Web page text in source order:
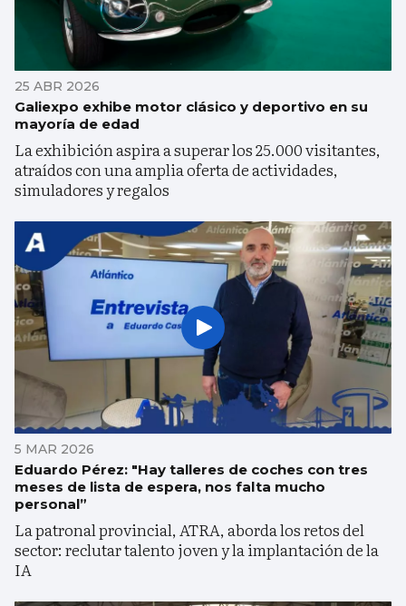
25 ABR 2026
Galiexpo exhibe motor clásico y deportivo en su
mayoría de edad
La exhibición aspira a superar los 25.000 visitantes,
atraídos con una amplia oferta de actividades,
simuladores y regalos
5 MAR 2026
Eduardo Pérez: "Hay talleres de coches con tres
meses de lista de espera, nos falta mucho
personal”
La patronal provincial, ATRA, aborda los retos del
sector: reclutar talento joven y la implantación de la
IA